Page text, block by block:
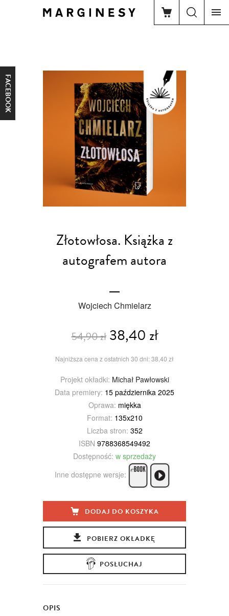
FACEBOOK
Złotowłosa. Książka z
autografem autora
Wojciech Chmielarz
54,90 zł38,40 zł
Najniższa cena z ostatnich 30 dni: 38,40 zł
Projekt okładki: Michał Pawłowski
Data premiery: 15 października 2025
Oprawa: miękka
Format: 135x210
Liczba stron: 352
ISBN 9788368549492
Dostępność: w sprzedaży
Inne dostępne wersje:
DODAJ DO KOSZYKA
POBIERZ OKŁADKĘ
POSŁUCHAJ
OPIS